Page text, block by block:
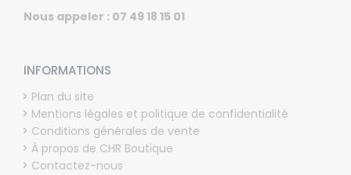
Nous appeler : 07 49 18 15 01
INFORMATIONS
Plan du site
Mentions légales et politique de confidentialité
Conditions générales de vente
À propos de CHR Boutique
Contactez-nous